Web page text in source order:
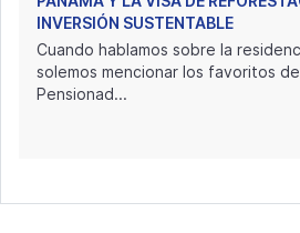
INVERSIÓN SUSTENTABLE
Cuando hablamos sobre la
solemos mencionar los favoritos
Pensionad...